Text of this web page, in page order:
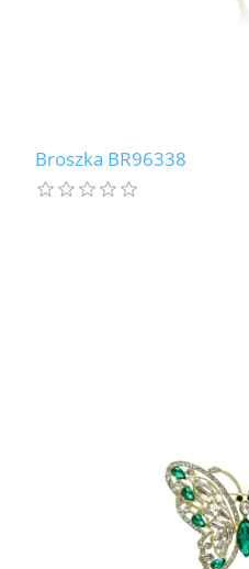
Broszka BR96338